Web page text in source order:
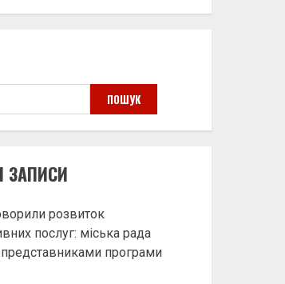
ПОШУК
ЗАПИСИ
розвиток
послуг: міська рада
представниками програми